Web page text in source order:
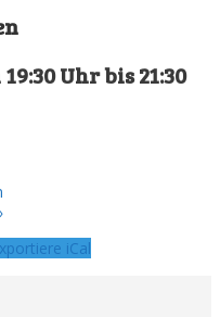
19:30 Uhrbis21:30
iCal